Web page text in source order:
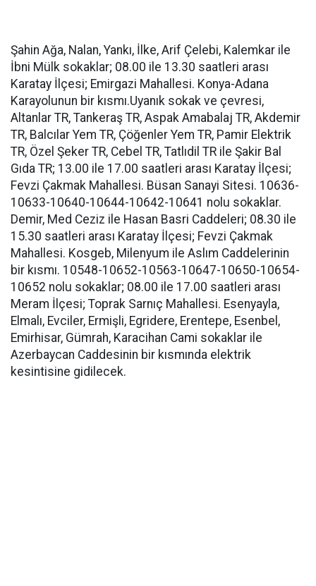
Şahin Ağa, Nalan, Yankı, İlke, Arif Çelebi, Kalemkar ile
İbni Mülk sokaklar; 08.00 ile 13.30 saatleri arası
Karatay İlçesi; Emirgazi Mahallesi. Konya-Adana
Karayolunun bir kısmı.Uyanık sokak ve çevresi,
Altanlar TR, Tankeraş TR, Aspak Amabalaj TR, Akdemir
TR, Balcılar Yem TR, Çöğenler Yem TR, Pamir Elektrik
TR, Özel Şeker TR, Cebel TR, Tatlıdil TR ile Şakir Bal
Gıda TR; 13.00 ile 17.00 saatleri arası Karatay İlçesi;
Fevzi Çakmak Mahallesi. Büsan Sanayi Sitesi. 10636-
10633-10640-10644-10642-10641 nolu sokaklar.
Demir, Med Ceziz ile Hasan Basri Caddeleri; 08.30 ile
15.30 saatleri arası Karatay İlçesi; Fevzi Çakmak
Mahallesi. Kosgeb, Milenyum ile Aslım Caddelerinin
bir kısmı. 10548-10652-10563-10647-10650-10654-
10652 nolu sokaklar; 08.00 ile 17.00 saatleri arası
Meram İlçesi; Toprak Sarnıç Mahallesi. Esenyayla,
Elmalı, Evciler, Ermişli, Egridere, Erentepe, Esenbel,
Emirhisar, Gümrah, Karacihan Cami sokaklar ile
Azerbaycan Caddesinin bir kısmında elektrik
kesintisine gidilecek.